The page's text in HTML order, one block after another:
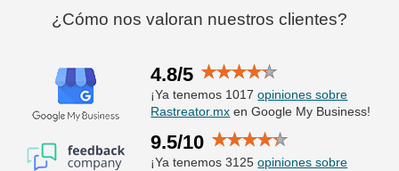
¿Cómo nos valoran nuestros clientes?
4.8/5
¡Ya tenemos 1017opiniones sobre
Rastreator.mx en Google My Business!
9.5/10
¡Ya tenemos 3125opiniones sobre